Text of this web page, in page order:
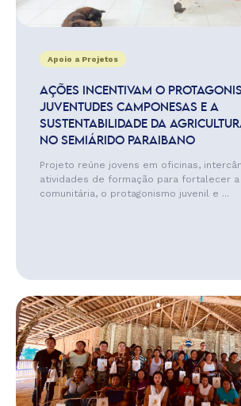
Apoio a Projetos
AÇÕES INCENTIVAM O
JUVENTUDES CAMPONESAS E A
SUSTENTABILIDADE DA
NO SEMIÁRIDO PARAIBANO
Projeto reúne jovens em oficinas,
atividades de formação para fortalecer a
comunitária, o protagonismo juvenil e ...